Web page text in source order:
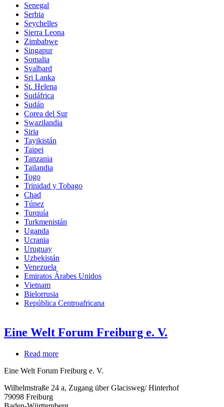
Senegal
Serbia
Seychelles
Sierra Leona
Zimbabwe
Singapur
Somalia
Svalbard
Sri Lanka
St. Helena
Sudáfrica
Sudán
Corea del Sur
Swazilandia
Siria
Tayikistán
Taipei
Tanzania
Tailandia
Togo
Trinidad y Tobago
Chad
Túnez
Turquía
Turkmenistán
Uganda
Ucrania
Uruguay
Uzbekistán
Venezuela
Emiratos Árabes Unidos
Vietnam
Bielorrusia
República Centroafricana
Eine Welt Forum Freiburg e. V.
Read more
Welt
Freiburg
Eine Welt Forum Freiburg e. V.
Wilhelmstraße 24 a, Zugang über Glacisweg/ Hinterhof
79098 Freiburg